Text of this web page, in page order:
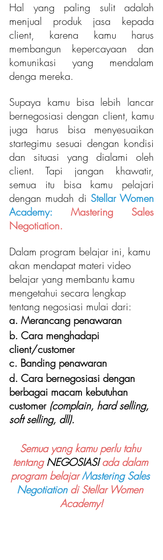
Hal yang paling sulit adalah
menjual produk jasa kepada
client, karena kamu harus
membangun kepercayaan dan
komunikasi yang mendalam
denga mereka.
Supaya kamu bisa lebih lancar
bernegosiasi dengan client, kamu
juga harus bisa menyesuaikan
startegimu sesuai dengan kondisi
dan situasi yang dialami oleh
client. Tapi jangan khawatir,
semua itu bisa kamu pelajari
dengan mudah di Stellar Women
Academy:
Mastering Sales
Negotiation.
Dalam program belajar ini, kamu
akan mendapat materi video
belajar yang membantu kamu
mengetahui secara lengkap
tentang negosiasi mulai dari:
a. Merancang penawaran
b. Cara menghadapi
client/customer
c. Banding penawaran
d. Cara bernegosiasi dengan
berbagai macam kebutuhan
customer (complain, hard selling,
soft selling, dll).
Semua yang kamu perlu tahu
tentang NEGOSIASI ada dalam
program belajar Mastering Sales
Negotiation di Stellar Women
Academy!